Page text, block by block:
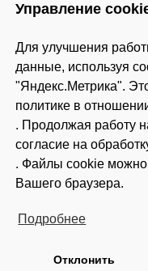
Управление
Для улучшения
данные, используя
"Яндекс.Метрика".
политике в
. Продолжая работу
согласие на
. Файлы cookie можно
Вашего браузера.
Подробнее
Отклонить
© 2026 ООО
автосервиса,
Оставляя заявки
Политикой
Копирование
только с